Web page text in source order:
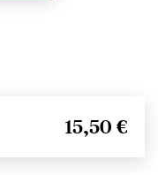
15,50 €